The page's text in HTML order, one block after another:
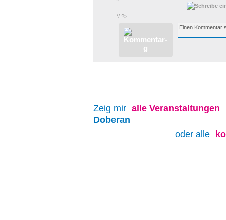
*/ ?>
Zeig mir alle Veranstaltungen
Doberan
oder alle